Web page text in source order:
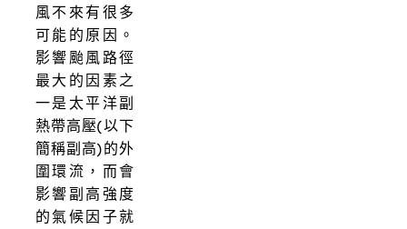
風不來有很多
可能的原因。
影響颱風路徑
最大的因素之
一是太平洋副
熱帶高壓(以下
簡稱副高)的外
圍環流，而會
影響副高強度
的氣候因子就